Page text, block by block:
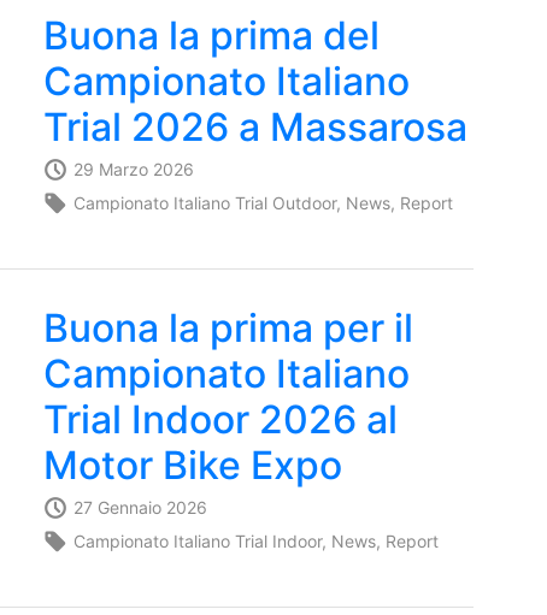
Buona la prima del
Campionato Italiano
Trial 2026 a Massarosa
29 Marzo 2026
Campionato Italiano Trial Outdoor, News, Report
Buona la prima per il
Campionato Italiano
Trial Indoor 2026 al
Motor Bike Expo
27 Gennaio 2026
Campionato Italiano Trial Indoor, News, Report